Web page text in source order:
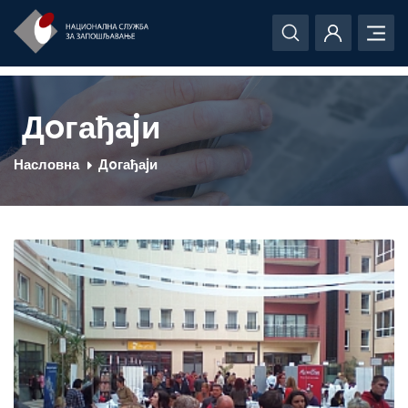
Дoгађаjи
Насловна Дoгађаjи